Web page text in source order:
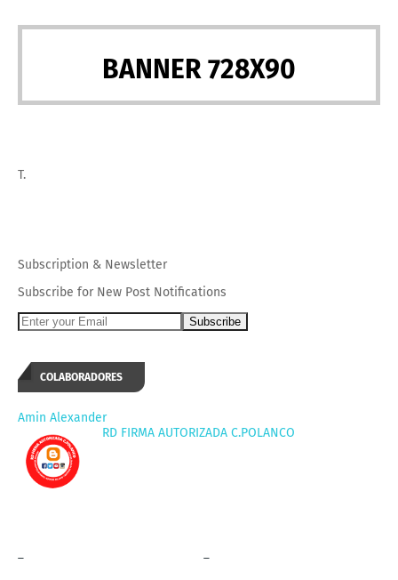
BANNER 728X90
T.
Subscription & Newsletter
Subscribe for New Post Notifications
COLABORADORES
Amin Alexander
RD FIRMA AUTORIZADA C.POLANCO